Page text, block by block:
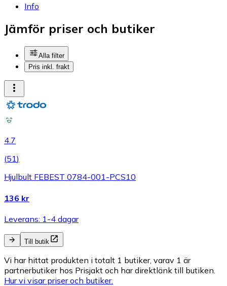
Info
Jämför priser och butiker
Alla filter
Pris inkl. frakt
4.7
(51)
Hjulbult FEBEST 0784-001-PCS10
136 kr
Leverans: 1-4 dagar
Till butik
Vi har hittat produkten i totalt 1 butiker, varav 1 är
partnerbutiker hos Prisjakt och har direktlänk till butiken.
Hur vi visar priser och butiker.